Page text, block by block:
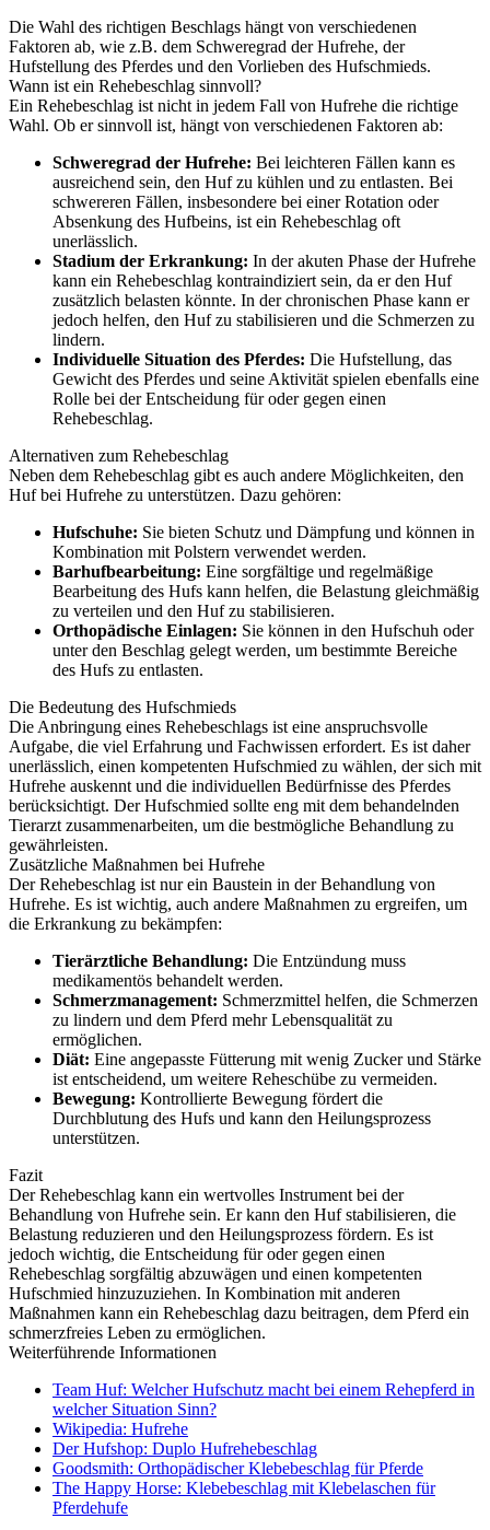
Die Wahl des richtigen Beschlags hängt von verschiedenen
Faktoren ab, wie z.B. dem Schweregrad der Hufrehe, der
Hufstellung des Pferdes und den Vorlieben des Hufschmieds.
Wann ist ein Rehebeschlag sinnvoll?
Ein Rehebeschlag ist nicht in jedem Fall von Hufrehe die richtige
Wahl. Ob er sinnvoll ist, hängt von verschiedenen Faktoren ab:
Schweregrad der Hufrehe: Bei leichteren Fällen kann es
ausreichend sein, den Huf zu kühlen und zu entlasten. Bei
schwereren Fällen, insbesondere bei einer Rotation oder
Absenkung des Hufbeins, ist ein Rehebeschlag oft
unerlässlich.
Stadium der Erkrankung: In der akuten Phase der Hufrehe
kann ein Rehebeschlag kontraindiziert sein, da er den Huf
zusätzlich belasten könnte. In der chronischen Phase kann er
jedoch helfen, den Huf zu stabilisieren und die Schmerzen zu
lindern.
Individuelle Situation des Pferdes: Die Hufstellung, das
Gewicht des Pferdes und seine Aktivität spielen ebenfalls eine
Rolle bei der Entscheidung für oder gegen einen
Rehebeschlag.
Alternativen zum Rehebeschlag
Neben dem Rehebeschlag gibt es auch andere Möglichkeiten, den
Huf bei Hufrehe zu unterstützen. Dazu gehören:
Hufschuhe: Sie bieten Schutz und Dämpfung und können in
Kombination mit Polstern verwendet werden.
Barhufbearbeitung: Eine sorgfältige und regelmäßige
Bearbeitung des Hufs kann helfen, die Belastung gleichmäßig
zu verteilen und den Huf zu stabilisieren.
Orthopädische Einlagen: Sie können in den Hufschuh oder
unter den Beschlag gelegt werden, um bestimmte Bereiche
des Hufs zu entlasten.
Die Bedeutung des Hufschmieds
Die Anbringung eines Rehebeschlags ist eine anspruchsvolle
Aufgabe, die viel Erfahrung und Fachwissen erfordert. Es ist daher
unerlässlich, einen kompetenten Hufschmied zu wählen, der sich mit
Hufrehe auskennt und die individuellen Bedürfnisse des Pferdes
berücksichtigt. Der Hufschmied sollte eng mit dem behandelnden
Tierarzt zusammenarbeiten, um die bestmögliche Behandlung zu
gewährleisten.
Zusätzliche Maßnahmen bei Hufrehe
Der Rehebeschlag ist nur ein Baustein in der Behandlung von
Hufrehe. Es ist wichtig, auch andere Maßnahmen zu ergreifen, um
die Erkrankung zu bekämpfen:
Tierärztliche Behandlung: Die Entzündung muss
medikamentös behandelt werden.
Schmerzmanagement: Schmerzmittel helfen, die Schmerzen
zu lindern und dem Pferd mehr Lebensqualität zu
ermöglichen.
Diät: Eine angepasste Fütterung mit wenig Zucker und Stärke
ist entscheidend, um weitere Reheschübe zu vermeiden.
Bewegung: Kontrollierte Bewegung fördert die
Durchblutung des Hufs und kann den Heilungsprozess
unterstützen.
Fazit
Der Rehebeschlag kann ein wertvolles Instrument bei der
Behandlung von Hufrehe sein. Er kann den Huf stabilisieren, die
Belastung reduzieren und den Heilungsprozess fördern. Es ist
jedoch wichtig, die Entscheidung für oder gegen einen
Rehebeschlag sorgfältig abzuwägen und einen kompetenten
Hufschmied hinzuzuziehen. In Kombination mit anderen
Maßnahmen kann ein Rehebeschlag dazu beitragen, dem Pferd ein
schmerzfreies Leben zu ermöglichen.
Weiterführende Informationen
Team Huf: Welcher Hufschutz macht bei einem Rehepferd in
welcher Situation Sinn?
Wikipedia: Hufrehe
Der Hufshop: Duplo Hufrehebeschlag
Goodsmith: Orthopädischer Klebebeschlag für Pferde
The Happy Horse: Klebebeschlag mit Klebelaschen für
Pferdehufe